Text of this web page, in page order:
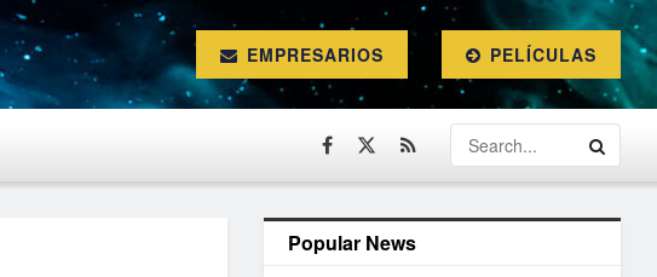
EMPRESARIOS PELÍCULAS
Popular News